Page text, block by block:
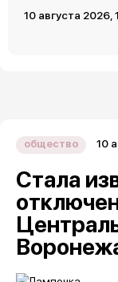
10 августа 2026,
общество 10
Стала